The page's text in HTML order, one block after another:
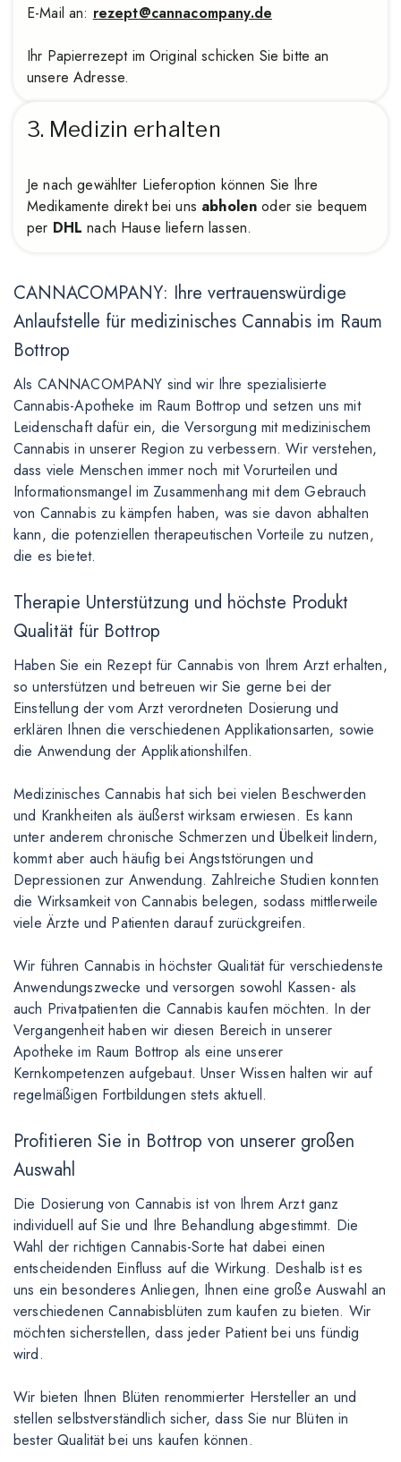
E-Mail an: rezept@cannacompany.de
Ihr Papierrezept im Original schicken Sie bitte an
unsere Adresse.
3. Medizin erhalten
Je nach gewählter Lieferoption können Sie Ihre
Medikamente direkt bei uns abholen oder sie bequem
per DHL nach Hause liefern lassen.
CANNACOMPANY: Ihre vertrauenswürdige
Anlaufstelle für medizinisches Cannabis im Raum
Bottrop
Als CANNACOMPANY sind wir Ihre spezialisierte
Cannabis-Apotheke im Raum Bottrop und setzen uns mit
Leidenschaft dafür ein, die Versorgung mit medizinischem
Cannabis in unserer Region zu verbessern. Wir verstehen,
dass viele Menschen immer noch mit Vorurteilen und
Informationsmangel im Zusammenhang mit dem Gebrauch
von Cannabis zu kämpfen haben, was sie davon abhalten
kann, die potenziellen therapeutischen Vorteile zu nutzen,
die es bietet.
Therapie Unterstützung und höchste Produkt
Qualität für Bottrop
Haben Sie ein Rezept für Cannabis von Ihrem Arzt erhalten,
so unterstützen und betreuen wir Sie gerne bei der
Einstellung der vom Arzt verordneten Dosierung und
erklären Ihnen die verschiedenen Applikationsarten, sowie
die Anwendung der Applikationshilfen.
Medizinisches Cannabis hat sich bei vielen Beschwerden
und Krankheiten als äußerst wirksam erwiesen. Es kann
unter anderem chronische Schmerzen und Übelkeit lindern,
kommt aber auch häufig bei Angststörungen und
Depressionen zur Anwendung. Zahlreiche Studien konnten
die Wirksamkeit von Cannabis belegen, sodass mittlerweile
viele Ärzte und Patienten darauf zurückgreifen.
Wir führen Cannabis in höchster Qualität für verschiedenste
Anwendungszwecke und versorgen sowohl Kassen- als
auch Privatpatienten die Cannabis kaufen möchten. In der
Vergangenheit haben wir diesen Bereich in unserer
Apotheke im Raum Bottrop als eine unserer
Kernkompetenzen aufgebaut. Unser Wissen halten wir auf
regelmäßigen Fortbildungen stets aktuell.
Profitieren Sie in Bottrop von unserer großen
Auswahl
Die Dosierung von Cannabis ist von Ihrem Arzt ganz
individuell auf Sie und Ihre Behandlung abgestimmt. Die
Wahl der richtigen Cannabis-Sorte hat dabei einen
entscheidenden Einfluss auf die Wirkung. Deshalb ist es
uns ein besonderes Anliegen, Ihnen eine große Auswahl an
verschiedenen Cannabisblüten zum kaufen zu bieten. Wir
möchten sicherstellen, dass jeder Patient bei uns fündig
wird.
Wir bieten Ihnen Blüten renommierter Hersteller an und
stellen selbstverständlich sicher, dass Sie nur Blüten in
bester Qualität bei uns kaufen können.